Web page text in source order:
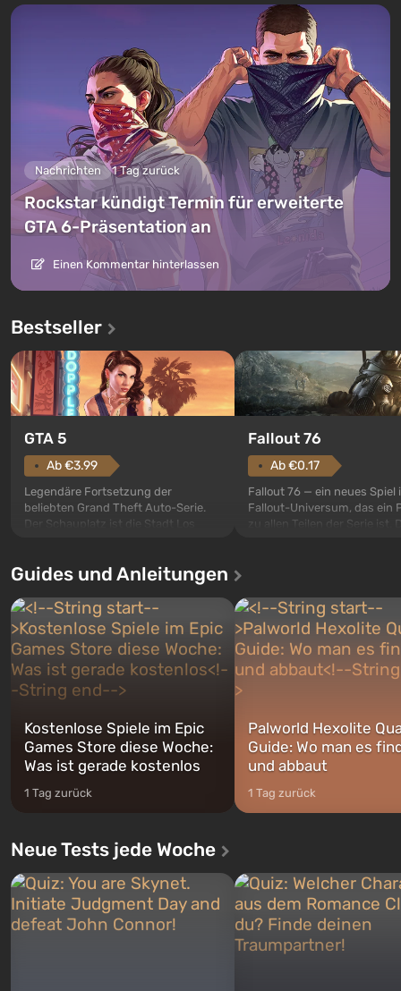
Nachrichten 1 Tag zurück
Rockstar kündigt Termin für erweiterte
GTA 6-Präsentation an
Einen Kommentar hinterlassen
Bestseller
GTA 5
Ab €3.99
Legendäre Fortsetzung der
beliebten Grand Theft Auto-Serie.
Der Schauplatz ist die Stadt Los
ersten Mal erzählt das Spiel die
Charakteren: Michael, Trevor und
Franklin, zwischen denen Sie
jederzeit...
Fallout 76
Ab €0.17
Fallout 76 — ein neues Spiel
Fallout-Universum, das ein
zu allen Teilen der Serie ist.
nach dem Abwurf von
auf Amerika geöffnet wird.
Guides und Anleitungen
Kostenlose Spiele im Epic
Games Store diese Woche:
Was ist gerade kostenlos
1 Tag zurück
Palworld Hexolite
Guide: Wo man es
und abbaut
1 Tag zurück
Neue Tests jede Woche